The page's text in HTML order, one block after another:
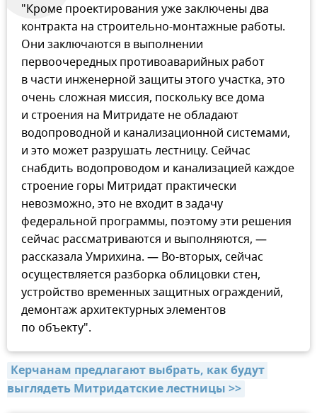
"Кроме проектирования уже заключены два
контракта на строительно-монтажные работы.
Они заключаются в выполнении
первоочередных противоаварийных работ
в части инженерной защиты этого участка, это
очень сложная миссия, поскольку все дома
и строения на Митридате не обладают
водопроводной и канализационной системами,
и это может разрушать лестницу. Сейчас
снабдить водопроводом и канализацией каждое
строение горы Митридат практически
невозможно, это не входит в задачу
федеральной программы, поэтому эти решения
сейчас рассматриваются и выполняются, —
рассказала Умрихина. — Во-вторых, сейчас
осуществляется разборка облицовки стен,
устройство временных защитных ограждений,
демонтаж архитектурных элементов
по объекту".
Керчанам предлагают выбрать, как будут
выглядеть Митридатские лестницы >>